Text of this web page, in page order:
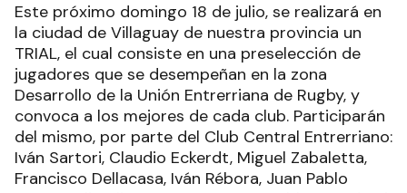
Este próximo domingo 18 de julio, se realizará en
la ciudad de Villaguay de nuestra provincia un
TRIAL, el cual consiste en una preselección de
jugadores que se desempeñan en la zona
Desarrollo de la Unión Entrerriana de Rugby, y
convoca a los mejores de cada club. Participarán
del mismo, por parte del Club Central Entrerriano:
Iván Sartori, Claudio Eckerdt, Miguel Zabaletta,
Francisco Dellacasa, Iván Rébora, Juan Pablo